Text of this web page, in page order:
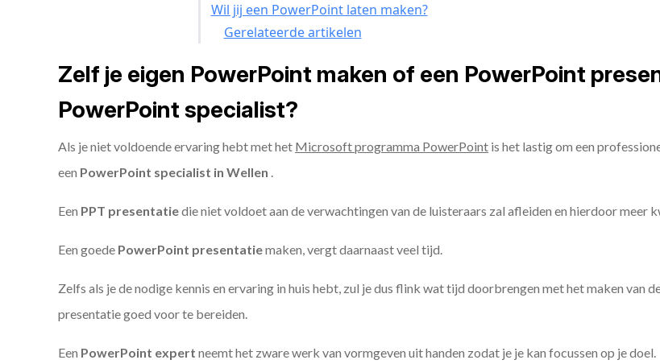
Wil jij een PowerPoint laten maken?
Gerelateerde artikelen
Zelf je eigen PowerPoint maken of een PowerPoint
PowerPoint specialist?
Als je niet voldoende ervaring hebt met het Microsoft programma PowerPoint is het lastig om een
een PowerPoint specialist in Wellen .
Een PPT presentatiedie niet voldoet aan de verwachtingen van de luisteraars zal afleiden en hierdoor meer
Een goede PowerPoint presentatiemaken, vergt daarnaast veel tijd.
Zelfs als je de nodige kennis en ervaring in huis hebt, zul je dus flink wat tijd doorbrengen met het maken van
presentatie goed voor te bereiden.
Een PowerPoint expert neemt het zware werk van vormgeven uit handen zodat je je kan focussen op je doel.